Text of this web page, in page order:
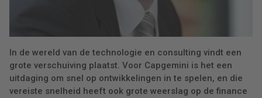
In de wereld van de technologie en consulting vindt een
grote verschuiving plaatst. Voor Capgemini is het een
uitdaging om snel op ontwikkelingen in te spelen, en die
vereiste snelheid heeft ook grote weerslag op de finance